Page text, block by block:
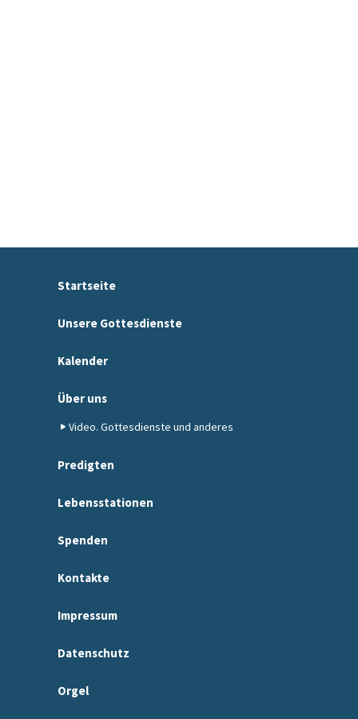
Startseite
Unsere Gottesdienste
Kalender
Über uns
Video. Gottesdienste und anderes
Predigten
Lebensstationen
Spenden
Kontakte
Impressum
Datenschutz
Orgel